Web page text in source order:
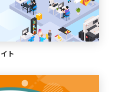
ト